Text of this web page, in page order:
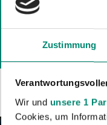
Zustimmung
Wir und unsere 1
Cookies, um